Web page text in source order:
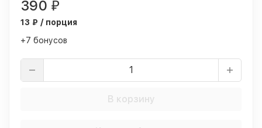
390 ₽
13 ₽ / порция
+7 бонусов
В корзину